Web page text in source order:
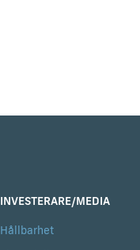
INVESTERARE/MEDIA
Hållbarhet